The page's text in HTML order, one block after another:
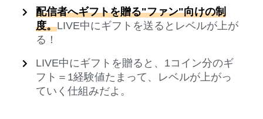
配信者へギフトを贈る"ファン"向けの制
度。LIVE中にギフトを送るとレベルが上が
る！
LIVE中にギフトを贈ると、1コイン分のギ
フト＝1経験値たまって、レベルが上がっ
ていく仕組みだよ。